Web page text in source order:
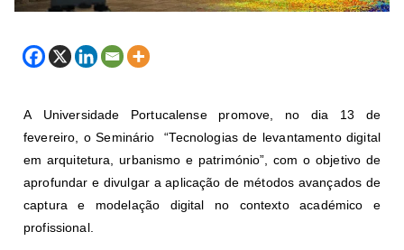
A Universidade Portucalense
promove, no dia 13 de
fevereiro, o Seminário “Tecnologias de levantamento digital
em arquitetura, urbanismo e património”, com o objetivo de
aprofundar e divulgar a aplicação de métodos avançados de
captura e modelação digital no contexto académico e
profissional.